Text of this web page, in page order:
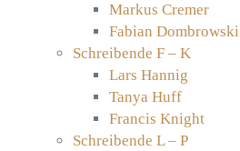
Markus Cremer
Fabian Dombrowski
Schreibende F – K
Lars Hannig
Tanya Huff
Francis Knight
Schreibende L – P